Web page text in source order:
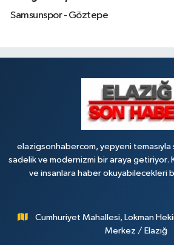
Samsunspor - Göztepe
elazigsonhabercom, yepyeni
sadelik ve modernizmi bir araya getiriyor.
ve insanlara haber okuyabilecekleri
Cumhuriyet Mahallesi, Lokman
Merkez / Elazığ